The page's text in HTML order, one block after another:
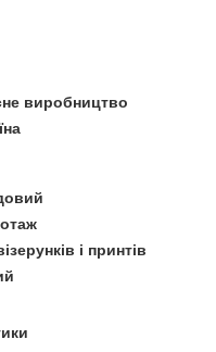
виробництво
і принтів